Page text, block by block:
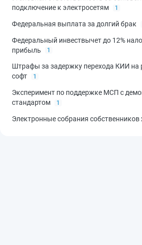
подключение к электросетям
1
Федеральная выплата за долгий брак
Федеральный инвествычет до 12%
прибыль
1
Штрафы за задержку перехода КИИ на
софт
1
Эксперимент по поддержке МСП с
стандартом
1
Электронные собрания